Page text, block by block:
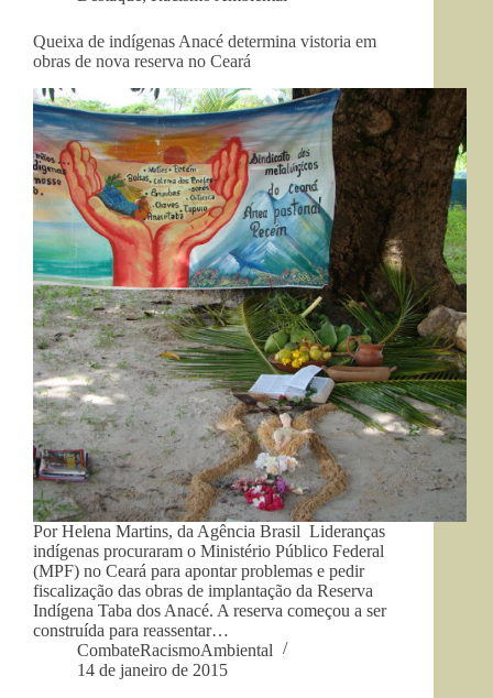
Queixa de indígenas Anacé determina vistoria em
obras de nova reserva no Ceará
Por Helena Martins, da Agência Brasil Lideranças
indígenas procuraram o Ministério Público Federal
(MPF) no Ceará para apontar problemas e pedir
fiscalização das obras de implantação da Reserva
Indígena Taba dos Anacé. A reserva começou a ser
construída para reassentar…
CombateRacismoAmbiental
14 de janeiro de 2015